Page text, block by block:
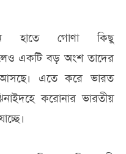
হাতে গোণা কিছু
একটি বড় অংশ তাদের
এতে করে ভারত
করোনার ভারতীয়